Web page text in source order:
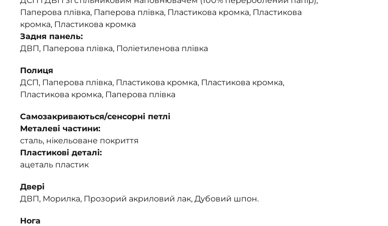
Паперова плівка, Паперова плівка, Пластикова кромка, Пластикова
кромка, Пластикова кромка
Задня панель:
ДВП, Паперова плівка, Поліетиленова плівка
Полиця
ДСП, Паперова плівка, Пластикова кромка, Пластикова кромка,
Пластикова кромка, Паперова плівка
Самозакриваються/сенсорні петлі
Металеві частини:
сталь, нікельоване покриття
Пластикові деталі:
ацеталь пластик
Двері
ДВП, Морилка, Прозорий акриловий лак, Дубовий шпон.
Нога